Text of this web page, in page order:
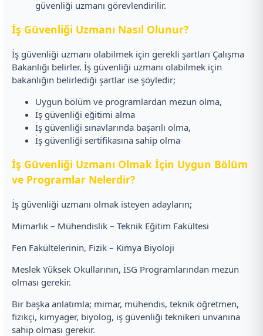
güvenliği uzmanı görevlendirilir.
İş Güvenliği Uzmanı Nasıl Olunur?
İş güvenliği uzmanı olabilmek için gerekli şartları Çalışma
Bakanlığı belirler. İş güvenliği uzmanı olabilmek için
bakanlığın belirlediği şartlar ise şöyledir;
Uygun bölüm ve programlardan mezun olma,
İş güvenliği eğitimi alma
İş güvenliği sınavlarında başarılı olma,
İş güvenliği sertifikasına sahip olma
İş Güvenliği Uzmanı Olmak İçin Uygun Bölüm
ve Programlar Nelerdir?
İş güvenliği uzmanı olmak isteyen adayların;
Mimarlık – Mühendislik – Teknik Eğitim Fakültesi
Fen Fakültelerinin, Fizik – Kimya Biyoloji
Meslek Yüksek Okullarının, İSG Programlarından mezun
olması gerekir.
Bir başka anlatımla; mimar, mühendis, teknik öğretmen,
fizikçi, kimyager, biyolog, iş güvenliği teknikeri unvanına
sahip olması gerekir.